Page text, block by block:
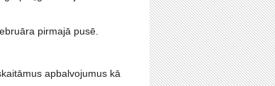
pirmajā pusē.
apbalvojumus kā